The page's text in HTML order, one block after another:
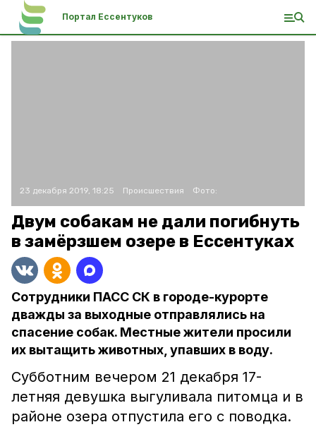
Портал Ессентуков
23 декабря 2019, 18:25 Происшествия Фото:
Двум собакам не дали погибнуть
в замёрзшем озере в Ессентуках
Сотрудники ПАСС СК в городе-курорте
дважды за выходные отправлялись на
спасение собак. Местные жители просили
их вытащить животных, упавших в воду.
Субботним вечером 21 декабря 17-
летняя девушка выгуливала питомца и в
районе озера отпустила его с поводка.